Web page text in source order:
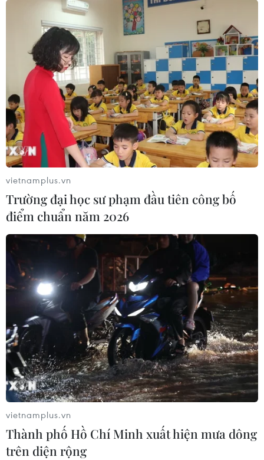
vietnamplus.vn
Trường đại học sư phạm đầu tiên công bố
điểm chuẩn năm 2026
vietnamplus.vn
Thành phố Hồ Chí Minh xuất hiện mưa dông
trên diện rộng